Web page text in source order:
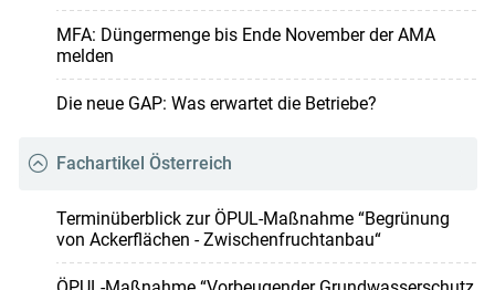
MFA: Düngermenge bis Ende November der AMA
melden
Die neue GAP: Was erwartet die Betriebe?
Fachartikel Österreich
Terminüberblick zur ÖPUL-Maßnahme “Begrünung
von Ackerflächen - Zwischenfruchtanbau“